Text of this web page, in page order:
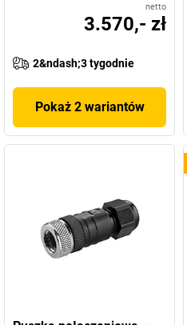
netto
3.570,- zł
2&ndash;3 tygodnie
Pokaż 2 wariantów